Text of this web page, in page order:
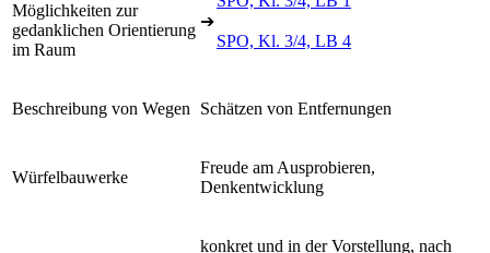
Möglichkeiten zur
gedanklichen Orientierung
im Raum
➔
SPO, Kl. 3/4, LB 4
Beschreibung von Wegen Schätzen von Entfernungen
Würfelbauwerke
Freude am Ausprobieren,
Denkentwicklung
konkret und in der Vorstellung, nach